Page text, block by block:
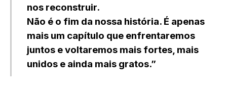
nos reconstruir.
Não é o fim da nossa história. É apenas
mais um capítulo que enfrentaremos
juntos e voltaremos mais fortes, mais
unidos e ainda mais gratos.”